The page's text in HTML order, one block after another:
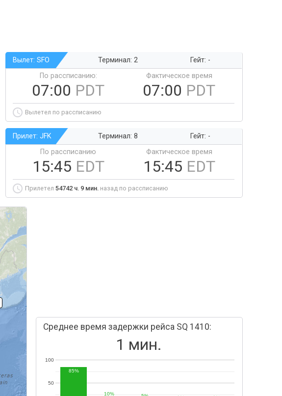
Вылет: SFO Терминал: 2
Гейт: -
По рассписанию:
07:00 PDT
Фактическое время
07:00 PDT
Вылетел по рассписанию
Прилет: JFK Терминал: 8
Гейт: -
По рассписанию
15:45 EDT
Фактическое время
15:45 EDT
Прилетел 54742 ч. 9 мин. назад по рассписанию
Среднее время задержки рейса SQ 1410:
1 мин.
50
100
85%
10%
10%